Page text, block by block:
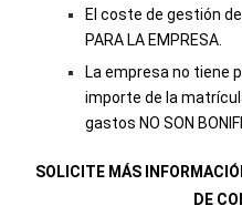
El coste de gestión de
PARA LA EMPRESA.
La empresa no tiene
importe de la
gastos NO SON
SOLICITE MÁS
DE